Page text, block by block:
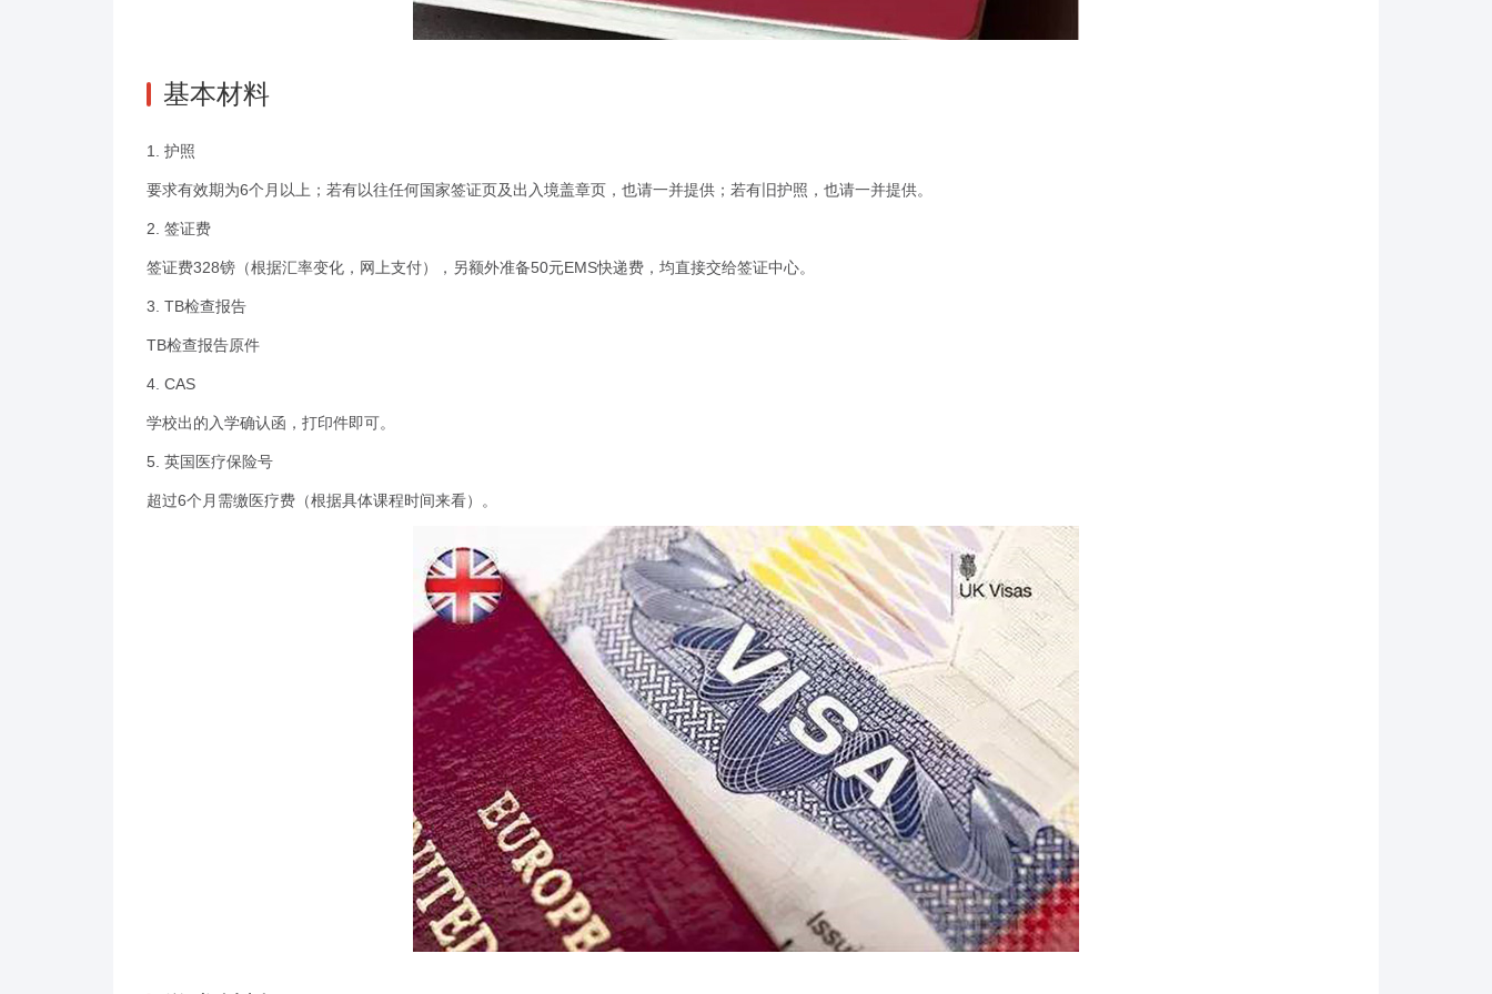
基本材料
1. 护照
要求有效期为6个月以上；若有以往任何国家签证页及出入境盖章页，也请一并提供；若有旧护照，也请一并提供。
2. 签证费
签证费328镑（根据汇率变化，网上支付），另额外准备50元EMS快递费，均直接交给签证中心。
3. TB检查报告
TB检查报告原件
4. CAS
学校出的入学确认函，打印件即可。
5. 英国医疗保险号
超过6个月需缴医疗费（根据具体课程时间来看）。